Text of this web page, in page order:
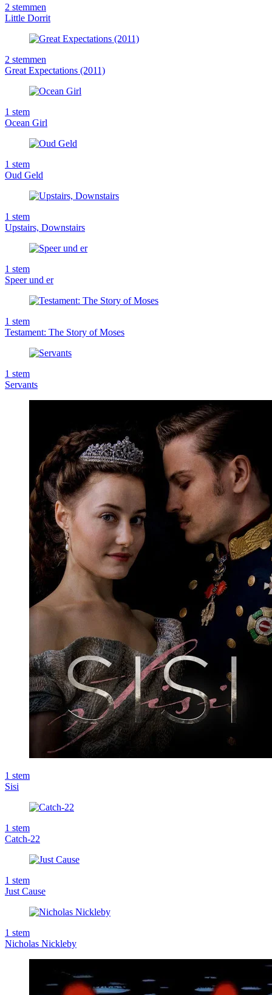
2 stemmen
Little Dorrit
2 stemmen
Great Expectations (2011)
1 stem
Ocean Girl
1 stem
Oud Geld
1 stem
Upstairs, Downstairs
1 stem
Speer und er
1 stem
Testament: The Story of Moses
1 stem
Servants
1 stem
Sisi
1 stem
Catch-22
1 stem
Just Cause
1 stem
Nicholas Nickleby